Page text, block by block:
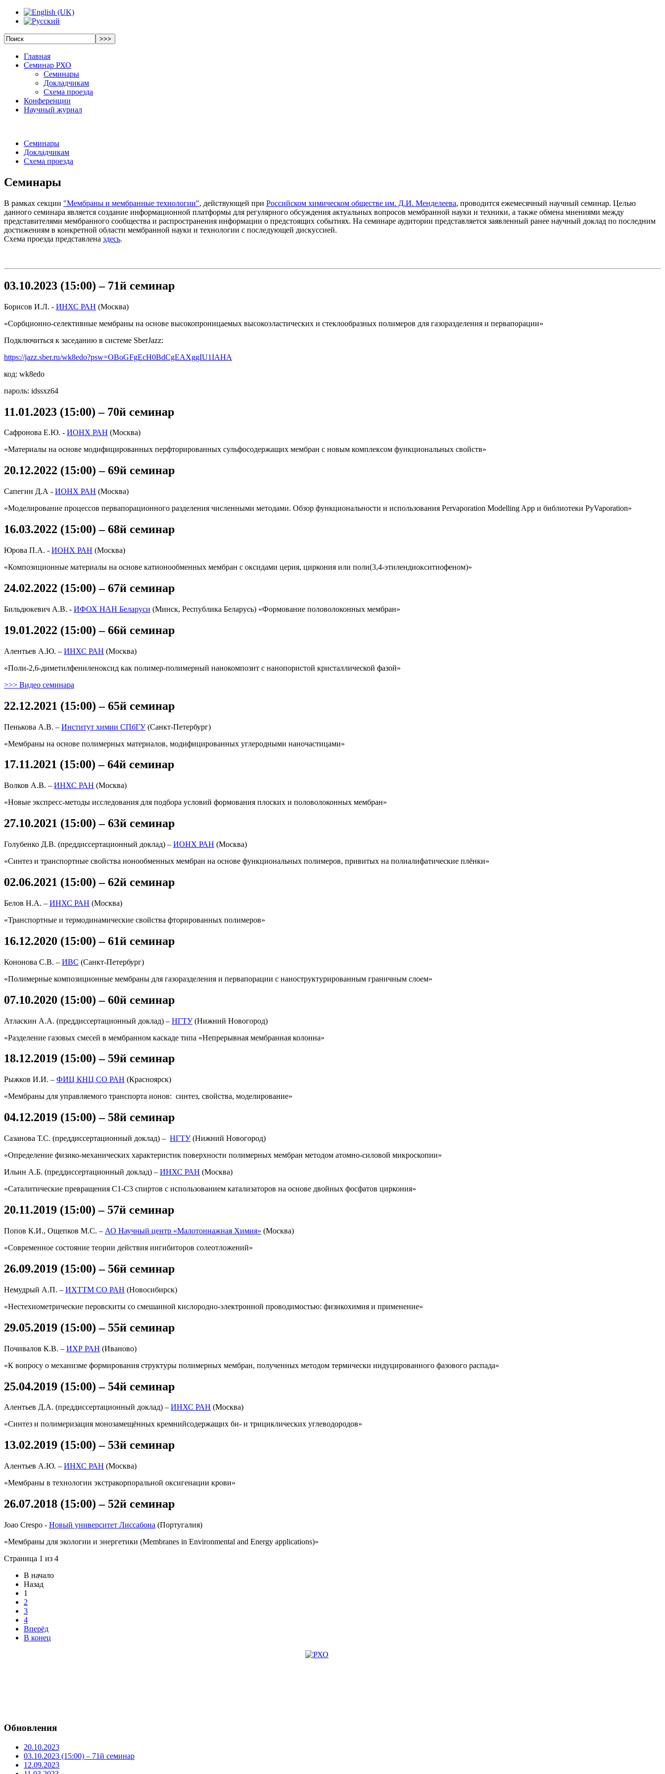
Главная
Семинар РХО
Семинары
Докладчикам
Схема проезда
Конференции
Научный журнал
Семинары
Докладчикам
Схема проезда
Семинары
В рамках секции "Мембраны и мембранные технологии", действующей при Российском химическом обществе им. Д.И. Менделеева, проводится ежемесячный научный семинар. Целью
данного семинара является создание информационной платформы для регулярного обсуждения актуальных вопросов мембранной науки и техники, а также обмена мнениями между
представителями мембранного сообщества и распространения информации о предстоящих событиях. На семинаре аудитории представляется заявленный ранее научный доклад по последним
достижениям в конкретной области мембранной науки и технологии с последующей дискуссией.
Схема проезда представлена здесь.
03.10.2023 (15:00) – 71й семинар
Борисов И.Л. - ИНХС РАН (Москва)
«Сорбционно-селективные мембраны на основе высокопроницаемых высокоэластических и стеклообразных полимеров для газоразделения и первапорации»
Подключиться к заседанию в системе SberJazz:
https://jazz.sber.ru/wk8edo?psw=OBoGFgEcH0BdCgEAXggIU1IAHA
код: wk8edo
пароль: idssxz64
11.01.2023 (15:00) – 70й семинар
Сафронова Е.Ю. - ИОНХ РАН (Москва)
«Материалы на основе модифицированных перфторированных сульфосодержащих мембран с новым комплексом функциональных свойств»
20.12.2022 (15:00) – 69й семинар
Сапегин Д.А - ИОНХ РАН (Москва)
«Моделирование процессов первапорационного разделения численными методами. Обзор функциональности и использования Pervaporation Modelling App и библиотеки PyVaporation»
16.03.2022 (15:00) – 68й семинар
Юрова П.А. - ИОНХ РАН (Москва)
«Композиционные материалы на основе катионообменных мембран с оксидами церия, циркония или поли(3,4-этилендиокситиофеном)»
24.02.2022 (15:00) – 67й семинар
Бильдюкевич А.В. - ИФОХ НАН Беларуси (Минск, Республика Беларусь) «Формование половолоконных мембран»
19.01.2022 (15:00) – 66й семинар
Алентьев А.Ю. – ИНХС РАН (Москва)
«Поли-2,6-диметилфениленоксид как полимер-полимерный нанокомпозит с нанопористой кристаллической фазой»
>>> Видео семинара
22.12.2021 (15:00) – 65й семинар
Пенькова А.В. – Институт химии СПбГУ(Санкт-Петербург)
«Мембраны на основе полимерных материалов, модифицированных углеродными наночастицами»
17.11.2021 (15:00) – 64й семинар
Волков А.В. – ИНХС РАН (Москва)
«Новые экспресс-методы исследования для подбора условий формования плоских и половолоконных мембран»
27.10.2021 (15:00) – 63й семинар
Голубенко Д.В. (преддиссертационный доклад) – ИОНХ РАН (Москва)
«Синтез и транспортные свойства ионообменных мембран на основе функциональных полимеров, привитых на полиалифатические плёнки»
02.06.2021 (15:00) – 62й семинар
Белов Н.А. – ИНХС РАН (Москва)
«Транспортные и термодинамические свойства фторированных полимеров»
16.12.2020 (15:00) – 61й семинар
Кононова С.В. – ИВС (Санкт-Петербург)
«Полимерные композиционные мембраны для газоразделения и первапорации с наноструктурированным граничным слоем»
07.10.2020 (15:00) – 60й семинар
Атласкин А.А. (преддиссертационный доклад) – НГТУ(Нижний Новогород)
«Разделение газовых смесей в мембранном каскаде типа «Непрерывная мембранная колонна»
18.12.2019 (15:00) – 59й семинар
Рыжков И.И. – ФИЦ КНЦ СО РАН (Красноярск)
«Мембраны для управляемого транспорта ионов: синтез, свойства, моделирование»
04.12.2019 (15:00) – 58й семинар
Сазанова Т.С. (преддиссертационный доклад) – НГТУ(Нижний Новогород)
«Определение физико-механических характеристик поверхности полимерных мембран методом атомно-силовой микроскопии»
Ильин А.Б. (преддиссертационный доклад) – ИНХС РАН (Москва)
«Саталитические превращения С1-С3 спиртов с использованием катализаторов на основе двойных фосфатов циркония»
20.11.2019 (15:00) – 57й семинар
Попов К.И., Ощепков М.С. – АО Научный центр «Малотоннажная Химия» (Москва)
«Современное состояние теории действия ингибиторов солеотложений»
26.09.2019 (15:00) – 56й семинар
Немудрый А.П. – ИХТТМ СО РАН (Новосибирск)
«Нестехиометрические перовскиты со смешанной кислородно-электронной проводимостью: физикохимия и применение»
29.05.2019 (15:00) – 55й семинар
Почивалов К.В. – ИХР РАН (Иваново)
«К вопросу о механизме формирования структуры полимерных мембран, полученных методом термически индуцированного фазового распада»
25.04.2019 (15:00) – 54й семинар
Алентьев Д.А. (преддиссертационный доклад) – ИНХС РАН (Москва)
«Синтез и полимеризация монозамещённых кремнийсодержащих би- и трициклических углеводородов»
13.02.2019 (15:00) – 53й семинар
Алентьев А.Ю. – ИНХС РАН (Москва)
«Мембраны в технологии экстракорпоральной оксигенации крови»
26.07.2018 (15:00) – 52й семинар
Joao Crespo - Новый университет Лиссабона (Португалия)
«Мембраны для экологии и энергетики (Membranes in Environmental and Energy applications)»
Страница 1 из 4
В начало
Назад
1
2
3
4
Вперёд
В конец
Обновления
20.10.2023
03.10.2023 (15:00) – 71й семинар
12.09.2023